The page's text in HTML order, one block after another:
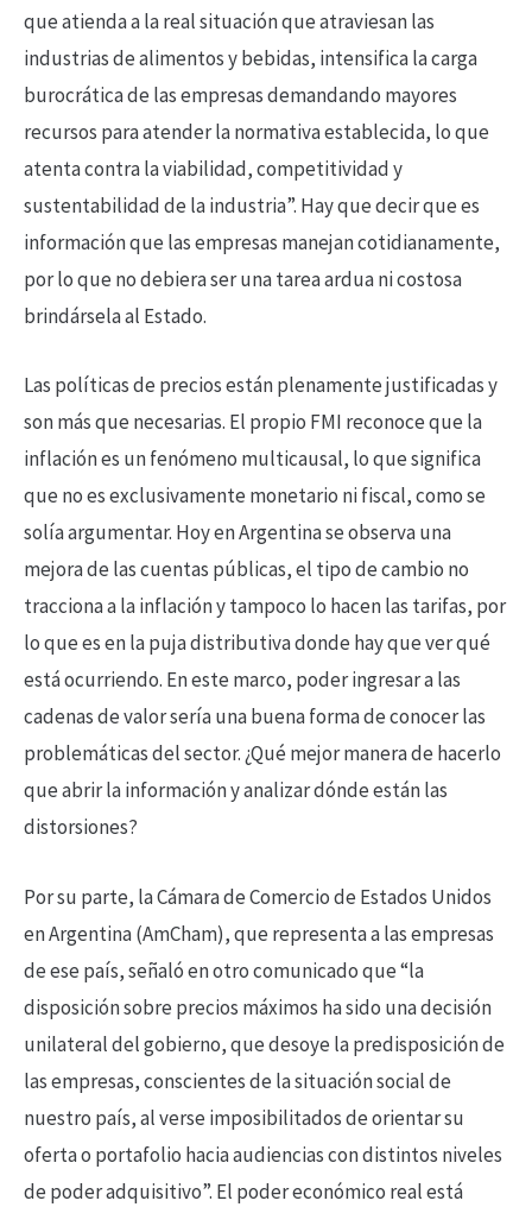
que atienda a la real situación que atraviesan las
industrias de alimentos y bebidas, intensifica la carga
burocrática de las empresas demandando mayores
recursos para atender la normativa establecida, lo que
atenta contra la viabilidad, competitividad y
sustentabilidad de la industria”. Hay que decir que es
información que las empresas manejan cotidianamente,
por lo que no debiera ser una tarea ardua ni costosa
brindársela al Estado.
Las políticas de precios están plenamente justificadas y
son más que necesarias. El propio FMI reconoce que la
inflación es un fenómeno multicausal, lo que significa
que no es exclusivamente monetario ni fiscal, como se
solía argumentar. Hoy en Argentina se observa una
mejora de las cuentas públicas, el tipo de cambio no
tracciona a la inflación y tampoco lo hacen las tarifas, por
lo que es en la puja distributiva donde hay que ver qué
está ocurriendo. En este marco, poder ingresar a las
cadenas de valor sería una buena forma de conocer las
problemáticas del sector. ¿Qué mejor manera de hacerlo
que abrir la información y analizar dónde están las
distorsiones?
Por su parte, la Cámara de Comercio de Estados Unidos
en Argentina (AmCham), que representa a las empresas
de ese país, señaló en otro comunicado que “la
disposición sobre precios máximos ha sido una decisión
unilateral del gobierno, que desoye la predisposición de
las empresas, conscientes de la situación social de
nuestro país, al verse imposibilitados de orientar su
oferta o portafolio hacia audiencias con distintos niveles
de poder adquisitivo”. El poder económico real está